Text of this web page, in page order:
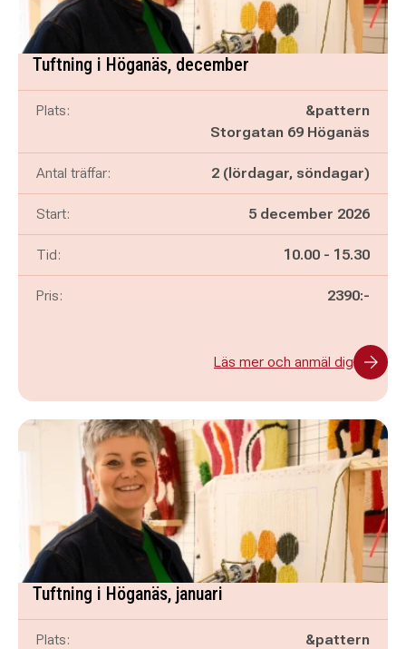
Tuftning i Höganäs, december
Plats:
&pattern
Storgatan 69 Höganäs
Antal träffar: 2 (lördagar, söndagar)
Start: 5 december 2026
Tid: Pågår mellan
10.00 - och
15.30
Pris: 2390:-
Läs mer och anmäl dig
Tuftning i Höganäs, januari
Plats: &pattern